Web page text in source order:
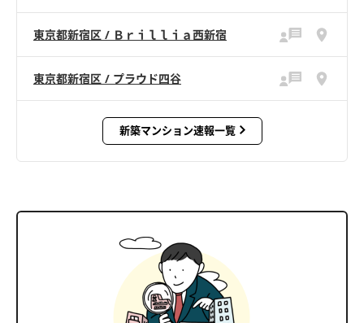
東京都新宿区 / Ｂｒｉｌｌｉａ西新宿
東京都新宿区 / プラウド四谷
新築マンション速報一覧